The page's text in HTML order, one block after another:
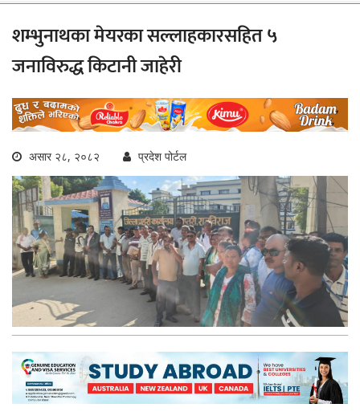
शम्भुनाथका मेयरका सल्लाहकारसहित ५
जनाविरुद्ध किटानी जाहेरी
असार २८, २०८२ प्रदेश पोर्टल